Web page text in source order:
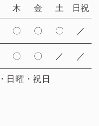
日曜・祝日
木 金 土 日祝
〇 〇 〇 ／
〇 〇 ／ ／